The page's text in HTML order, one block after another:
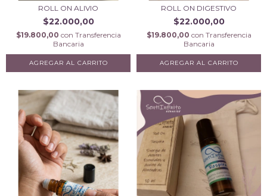
ROLL ON ALIVIO
$22.000,00
$19.800,00 con Transferencia
Bancaria
AGREGAR AL CARRITO
ROLL ON DIGESTIVO
$22.000,00
$19.800,00 con Transferencia
Bancaria
AGREGAR AL CARRITO